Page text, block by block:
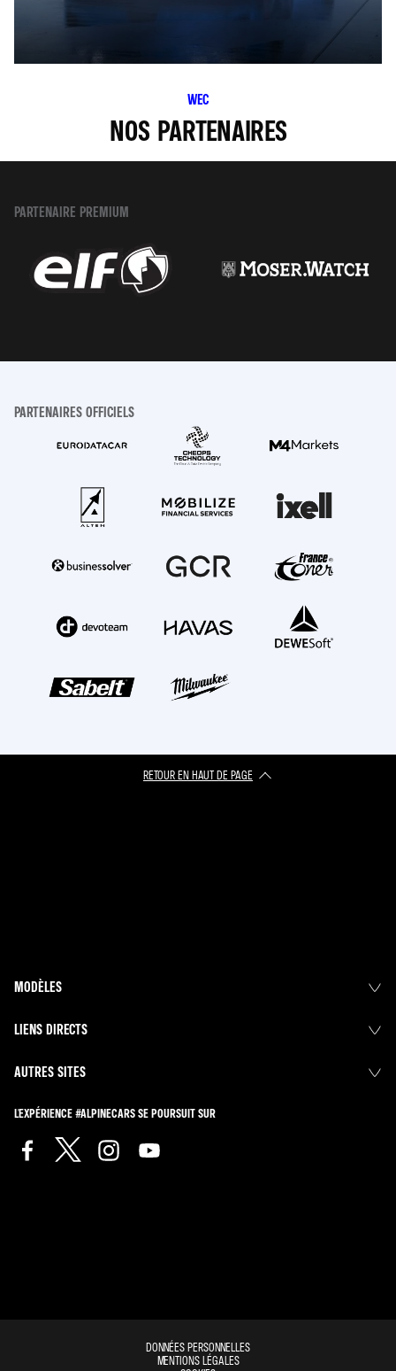
WEC
NOS PARTENAIRES
PARTENAIRE PREMIUM
PARTENAIRES OFFICIELS
RETOUR EN HAUT DE PAGE
MODÈLES
LIENS DIRECTS
AUTRES SITES
L'EXPÉRIENCE #ALPINECARS SE POURSUIT SUR
DONNÉES PERSONNELLES
MENTIONS LÉGALES